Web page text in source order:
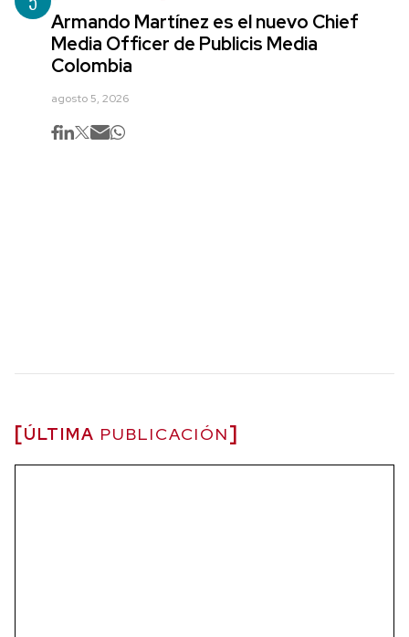
Armando Martínez es el nuevo Chief
Media Officer de Publicis Media
Colombia
agosto 5, 2026
ÚLTIMA PUBLICACIÓN